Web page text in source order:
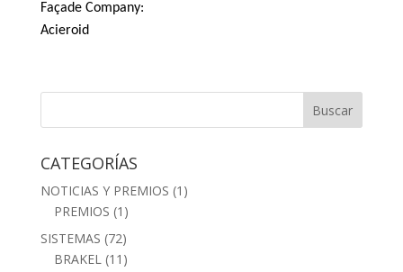
Façade Company:
Acieroid
CATEGORÍAS
NOTICIAS Y PREMIOS (1)
PREMIOS (1)
SISTEMAS (72)
BRAKEL(11)